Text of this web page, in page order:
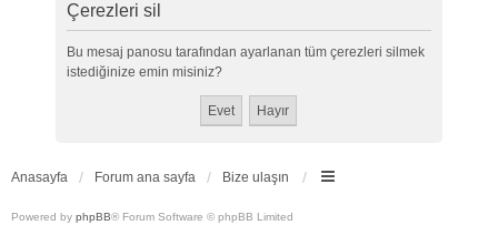
Çerezleri sil
Bu mesaj panosu tarafından ayarlanan tüm çerezleri silmek
istediğinize emin misiniz?
Anasayfa Forum ana sayfa Bize ulaşın
Powered by phpBB® Forum Software © phpBB Limited